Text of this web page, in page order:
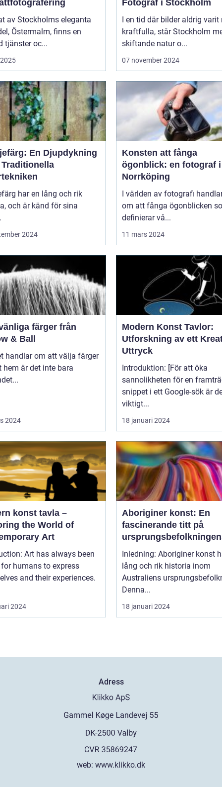
av Stockholms eleganta
Östermalm, finns en
tjänster oc...
Fotograf i Stockholm
I en tid där bilder aldrig varit
kraftfulla, står Stockholm
skiftande natur o...
07 november 2024
En Djupdykning
har en lång och rik
och är känd för sina
2024
Konsten att fånga
ögonblick: en fotograf i
Norrköping
I världen av fotografi
om att fånga ögonblicken
definierar vå...
11 mars 2024
färger från
& Ball
handlar om att välja färger
hem är det inte bara
2024
Modern Konst Tavlor:
Utforskning av ett
Uttryck
Introduktion: [För att öka
sannolikheten för en
snippet i ett Google-sök är
viktigt...
18 januari 2024
konst tavla –
the World of
Art
Art has always been
humans to express
and their experiences.
2024
Aboriginer konst: En
fascinerande titt på
unika konstform
Inledning: Aboriginer konst
lång och rik historia inom
Australiens
Denna...
18 januari 2024
Adress
web: www.klikko.dk